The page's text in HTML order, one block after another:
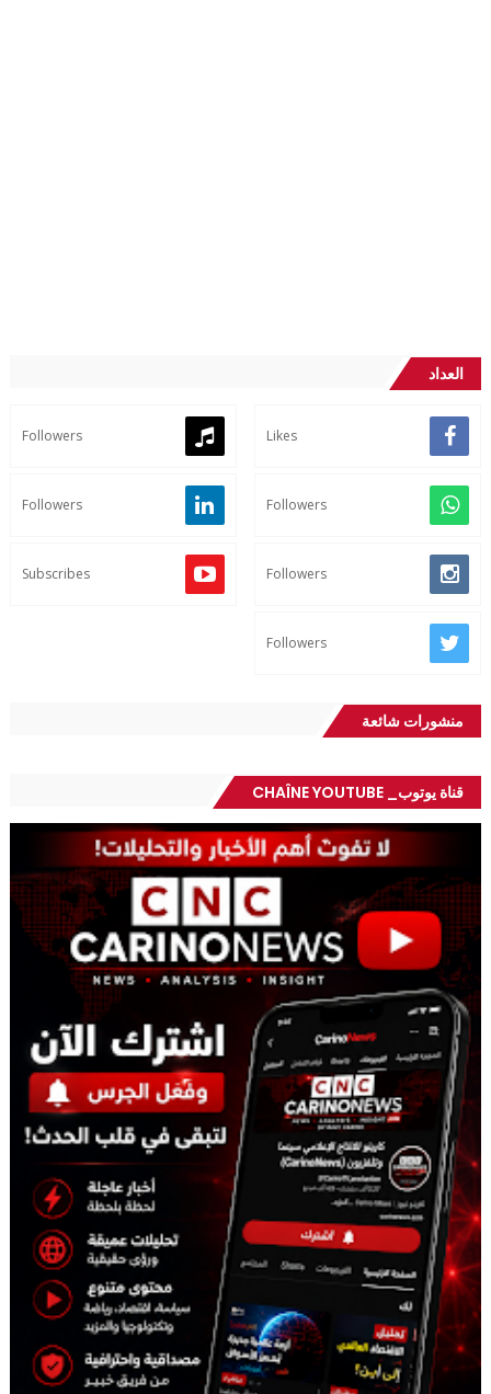
العداد
Likes
Followers
Followers
Followers
Followers
Subscribes
Followers
منشورات شائعة
قناة يوتوب_ CHAÎNE YOUTUBE